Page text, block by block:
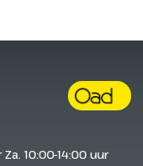
10:00-14:00 uur